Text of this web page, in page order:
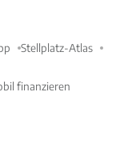
Stellplatz-Atlas
finanzieren